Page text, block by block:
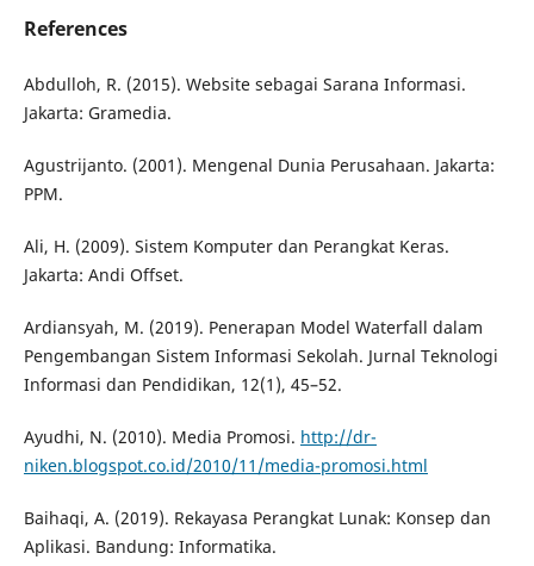
References
Abdulloh, R. (2015). Website sebagai Sarana Informasi.
Jakarta: Gramedia.
Agustrijanto. (2001). Mengenal Dunia Perusahaan. Jakarta:
PPM.
Ali, H. (2009). Sistem Komputer dan Perangkat Keras.
Jakarta: Andi Offset.
Ardiansyah, M. (2019). Penerapan Model Waterfall dalam
Pengembangan Sistem Informasi Sekolah. Jurnal Teknologi
Informasi dan Pendidikan, 12(1), 45–52.
Ayudhi, N. (2010). Media Promosi. http://dr-
niken.blogspot.co.id/2010/11/media-promosi.html
Baihaqi, A. (2019). Rekayasa Perangkat Lunak: Konsep dan
Aplikasi. Bandung: Informatika.